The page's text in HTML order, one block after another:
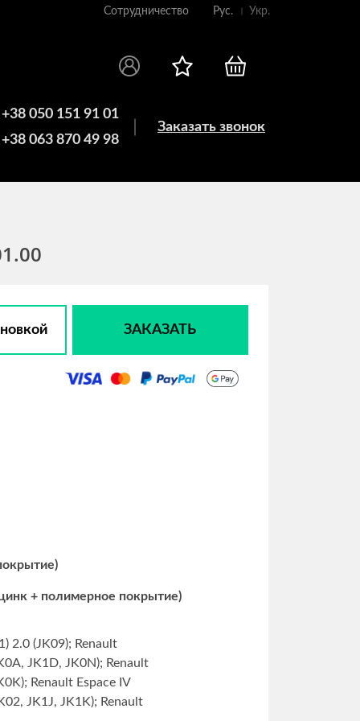
Сотрудничество Рус. Укр.
+38 050 151 91 01
+38 063 870 49 98
Заказать звонок
ЗАКАЗАТЬ
+ полимерное покрытие)
2.0 (JK09); Renault
JK1D, JK0N); Renault
Renault Espace IV
JK1J, JK1K); Renault